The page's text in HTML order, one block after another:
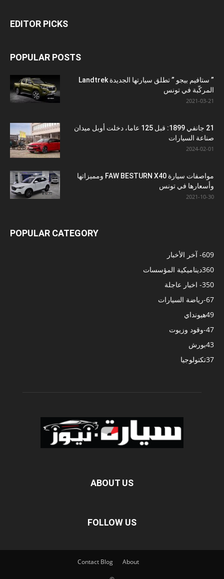
EDITOR PICKS
POPULAR POSTS
” ستافيم بيجو ” تطلق سيارتها الجديدة Landtrek
المركّبة في تونس
2021-03-21
21 جانفي 1899: قبل 125 عاما، دخلت أوبل ميدان
صناعة السيارات
2024-02-01
مواصفات سيارة FAW BESTURN X40 ومميزاتها
وأسعارها في تونس
2021-10-30
POPULAR CATEGORY
- آخر الأخبار609
ديناميكية المؤسسات360
- اخبار عاجلة350
-رياضة السيارات67
هيونداي49
-وقود وزيوت47
بورش43
تكنولوجيا37
ABOUT US
FOLLOW US
About
Blog
Contact